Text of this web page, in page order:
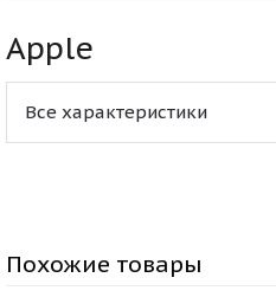
Apple
Все характеристики
Похожие товары